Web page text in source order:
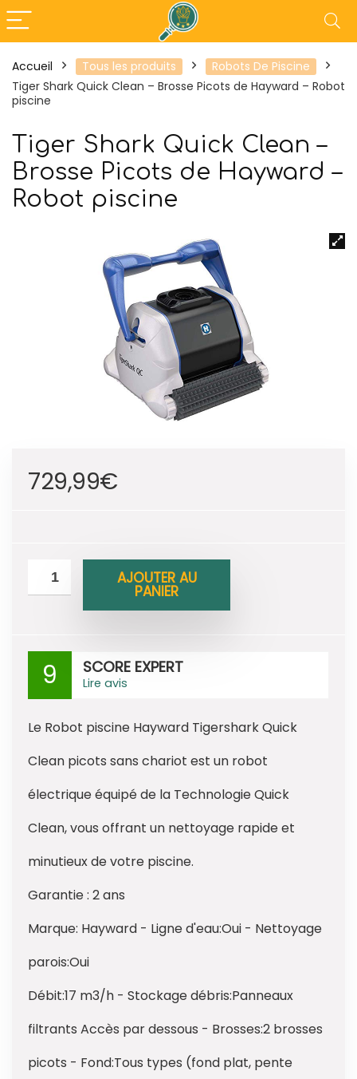
Accueil Tous les produits
Robots De Piscine
Tiger Shark Quick Clean – Brosse Picots de Hayward – Robot
piscine
Tiger Shark Quick Clean –
Brosse Picots de Hayward –
Robot piscine
729,99€
AJOUTER AU
PANIER
9 SCORE EXPERT
Lire avis
Le Robot piscine Hayward Tigershark Quick
Clean picots sans chariot est un robot
électrique équipé de la Technologie Quick
Clean, vous offrant un nettoyage rapide et
minutieux de votre piscine.
Garantie : 2 ans
Marque: Hayward - Ligne d'eau:Oui - Nettoyage
parois:Oui
Débit:17 m3/h - Stockage débris:Panneaux
filtrants Accès par dessous - Brosses:2 brosses
picots - Fond:Tous types (fond plat, pente